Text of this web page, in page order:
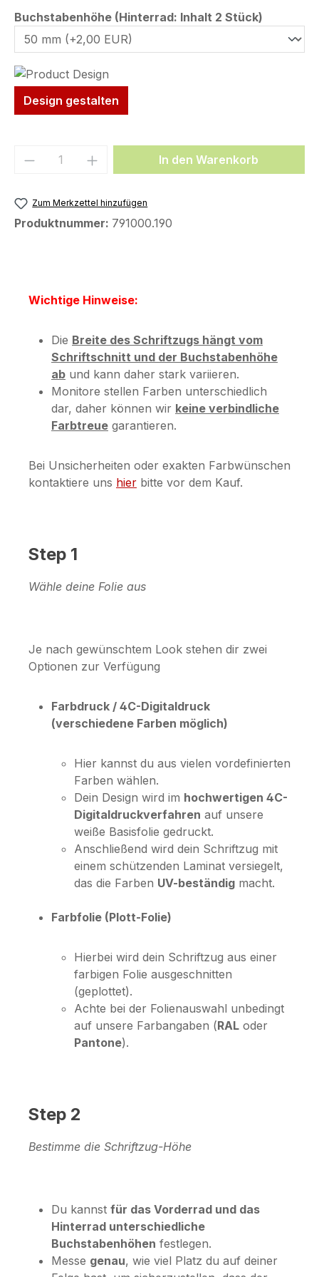
Buchstabenhöhe (Hinterrad: Inhalt 2 Stück)
Design gestalten
Produkt Anzahl: Gib denIn den Warenkorb
Zum Merkzettel hinzufügen
Produktnummer: 791000.190
Wichtige Hinweise:
Die Breite des Schriftzugs hängt vom
Schriftschnitt und der Buchstabenhöhe
ab und kann daher stark variieren.
Monitore stellen Farben unterschiedlich
dar, daher können wir keine verbindliche
Farbtreue garantieren.
Bei Unsicherheiten oder exakten Farbwünschen
kontaktiere uns hier bitte vor dem Kauf.
Step 1
Wähle deine Folie aus
Je nach gewünschtem Look stehen dir zwei
Optionen zur Verfügung
Farbdruck / 4C-Digitaldruck
(verschiedene Farben möglich)
Hier kannst du aus vielen vordefinierten
Farben wählen.
Dein Design wird im hochwertigen 4C-
Digitaldruckverfahren auf unsere
weiße Basisfolie gedruckt.
Anschließend wird dein Schriftzug mit
einem schützenden Laminat versiegelt,
das die Farben UV-beständig macht.
Farbfolie (Plott-Folie)
Hierbei wird dein Schriftzug aus einer
farbigen Folie ausgeschnitten
(geplottet).
Achte bei der Folienauswahl unbedingt
auf unsere Farbangaben (RAL oder
Pantone).
Step 2
Bestimme die Schriftzug-Höhe
Du kannst für das Vorderrad und das
Hinterrad unterschiedliche
Buchstabenhöhen festlegen.
Messe genau, wie viel Platz du auf deiner